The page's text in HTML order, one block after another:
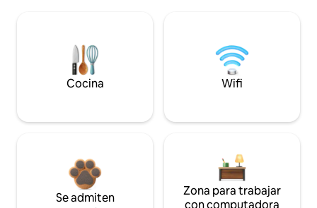
Cocina Wifi
Se admiten
Zona para trabajar
con computadora